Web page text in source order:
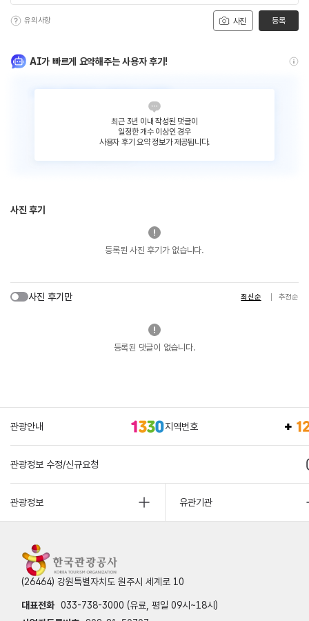
사진
유의사항 등록
AI가 빠르게 요약해주는 사용자 후기!
최근 3년 이내 작성된 댓글이
일정한 개수 이상인 경우
사용자 후기 요약 정보가 제공됩니다.
사진 후기
등록된 사진 후기가 없습니다.
사진 후기만 최신순 추천순
등록된 댓글이 없습니다.
관광안내 지역번호
관광정보 수정/신규요청
관광정보 유관기관
(26464) 강원특별자치도 원주시 세계로 10
대표전화 033-738-3000 (유료, 평일 09시~18시)